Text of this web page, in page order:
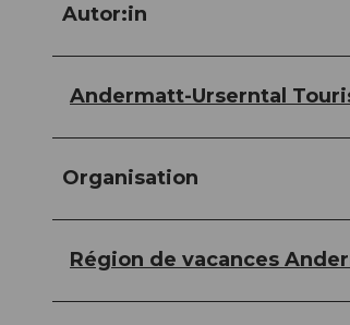
Autor:in
Andermatt-Urserntal
Organisation
Région de vacances